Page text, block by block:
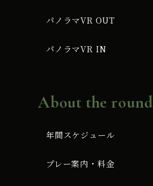
パノラマVR OUT
パノラマVR IN
About the round
年間スケジュール
プレー案内・料金